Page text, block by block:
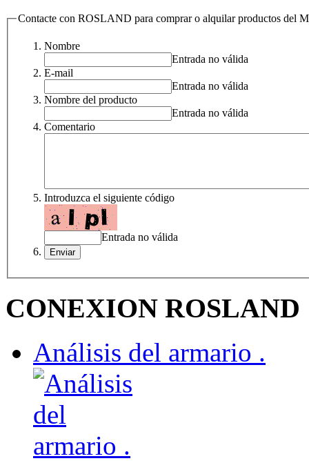
Contacte con ROSLAND para comprar o alquilar productos del
Nombre
Entrada no válida
E-mail
Entrada no válida
Nombre del producto
Entrada no válida
Comentario
Introduzca el siguiente código
Entrada no válida
CONEXION ROSLAND
Análisis del armario .